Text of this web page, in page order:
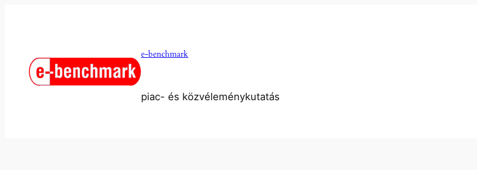
e-benchmark
piac- és közvéleménykutatás